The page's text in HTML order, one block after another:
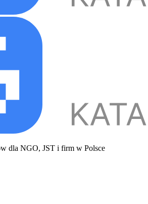
dla NGO, JST i firm w Polsce